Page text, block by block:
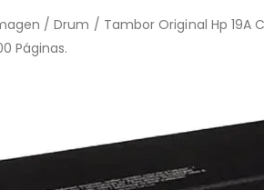
/ Drum / Tambor Original Hp 19A
Páginas.